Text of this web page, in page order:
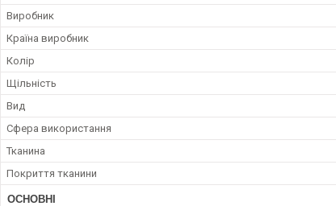
Виробник
Країна виробник
Колір
Щільність
Вид
Сфера використання
Тканина
Покриття тканини
ОСНОВНІ